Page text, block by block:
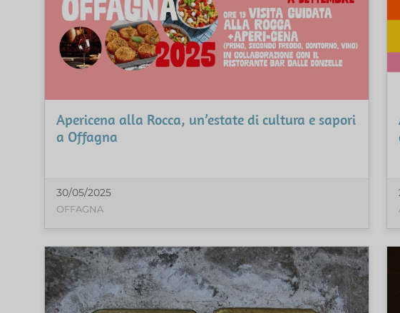
Apericena alla Rocca, un’estate di cultura e sapori
a Offagna
30/05/2025
OFFAGNA